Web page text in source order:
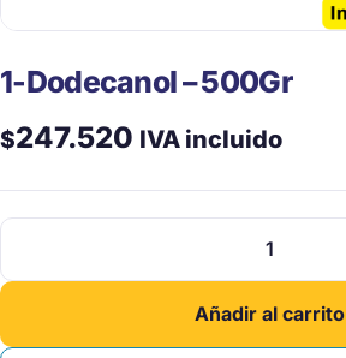
1-Dodecanol – 500Gr
$247.520 IVA incluido
1-
-
cantidad
Añadir al carrito